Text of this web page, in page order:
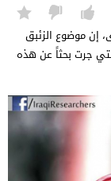
إن موضوع الزئبق
جرت بحثاً عن هذه